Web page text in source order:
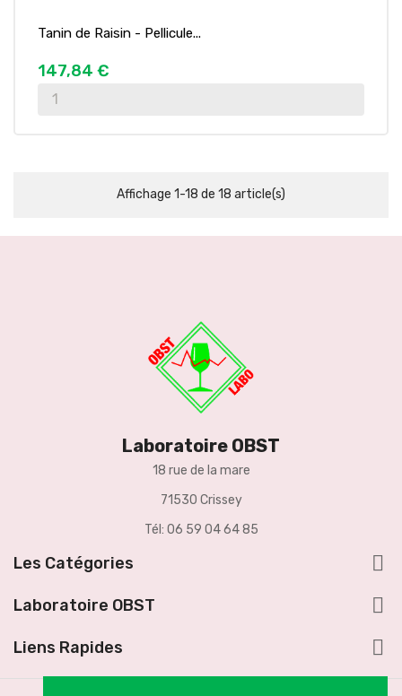
Tanin de Raisin - Pellicule...
147,84 €
Affichage 1-18 de 18 article(s)
Laboratoire OBST
18 rue de la mare
71530 Crissey
Tél: 06 59 04 64 85
Les Catégories 
Laboratoire OBST 
Liens Rapides 